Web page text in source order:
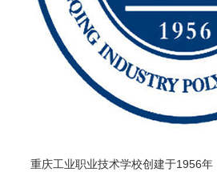
重庆工业职业技术学校创建于1956年